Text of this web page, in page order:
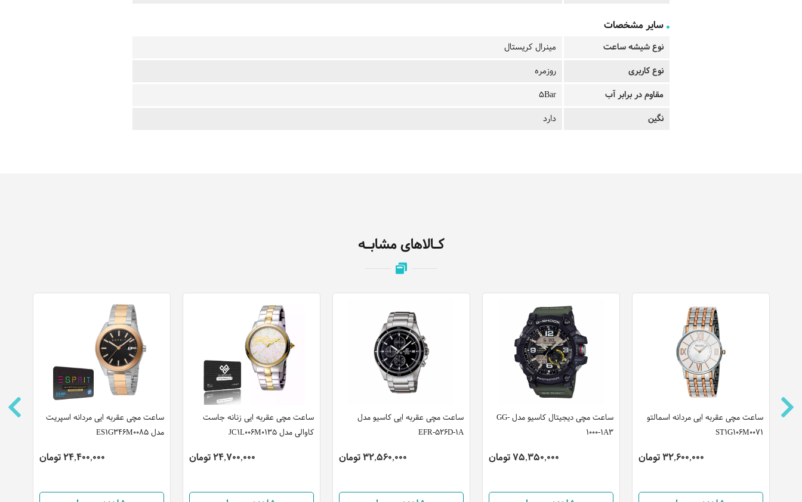
سایر مشخصات
نوع شیشه ساعت
مینرال کریستال
نوع کاربری
روزمره
مقاوم در برابر آب
5Bar
نگین
دارد
کـالاهای مشابـه
ساعت مچی عقربه ایی مردانه اسپریت
مدل ES1G346M0085
24,400,000 تومان
ساعت مچی عقربه ایی زنانه جاست
کاوالی مدل JC1L006M0135
24,700,000 تومان
ساعت مچی عقربه ایی کاسیو مدل
EFR-526D-1A
32,560,000 تومان
ساعت مچی دیجیتال کاسیو مدل GG-
1000-1A3
75,350,000 تومان
ساعت مچی عقربه ایی مردانه اسمالتو
ST1G106M0071
32,600,000 تومان